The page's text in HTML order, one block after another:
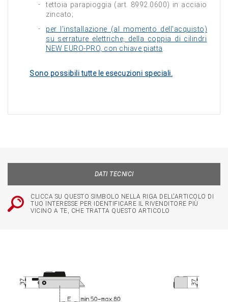
tettoia parapioggia (art. 8992.0600) in acciaio
zincato;
per l'installazione (al momento dell'acquisto)
su serrature elettriche, della coppia di cilindri
NEW EURO-PRO, con chiave piatta
Sono possibili tutte le esecuzioni speciali.
DATI TECNICI
CLICCA SU QUESTO SIMBOLO NELLA RIGA DELL'ARTICOLO DI
TUO INTERESSE PER IDENTIFICARE IL RIVENDITORE PIÙ
VICINO A TE, CHE TRATTA QUESTO ARTICOLO